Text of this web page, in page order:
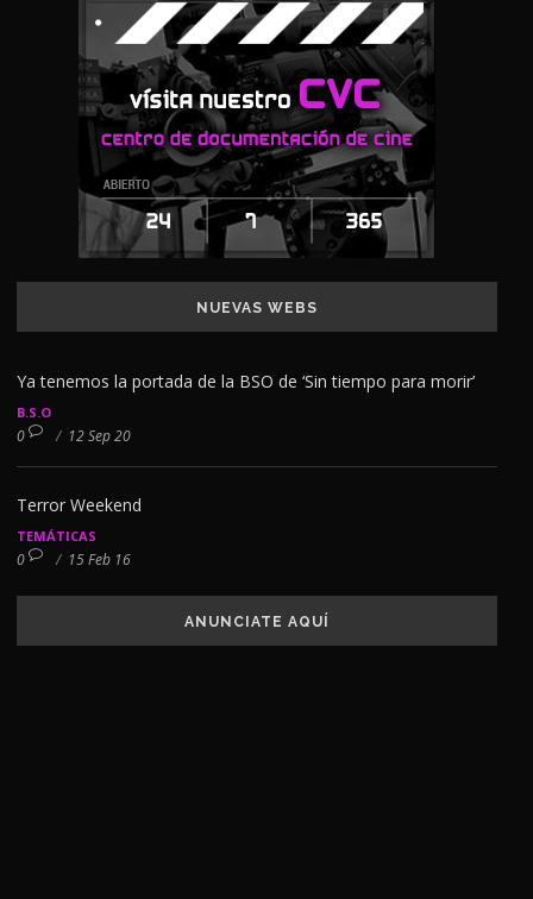
NUEVAS WEBS
Ya tenemos la portada de la BSO de ‘Sin tiempo para morir’
B.S.O
0 / 12 Sep 20
Terror Weekend
TEMÁTICAS
0 / 15 Feb 16
ANUNCIATE AQUÍ